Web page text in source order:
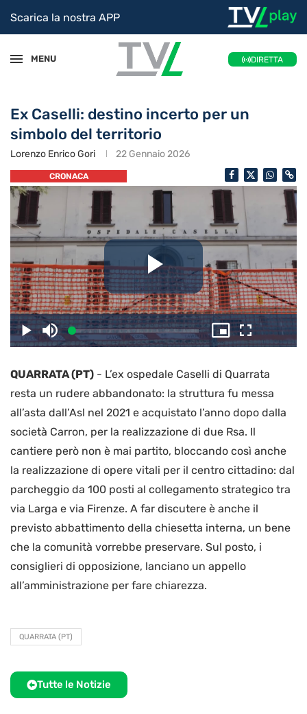
Scarica la nostra APP
MENU DIRETTA
Ex Caselli: destino incerto per un
simbolo del territorio
Lorenzo Enrico Gori 22 Gennaio 2026
CRONACA
il
video
PlayDisattiva
l’audio
Caricato:
2.84%
Picture-
in-
Schermo
intero
QUARRATA (PT) - L’ex ospedale Caselli di Quarrata
resta un rudere abbandonato: la struttura fu messa
all’asta dall’Asl nel 2021 e acquistato l’anno dopo dalla
società Carron, per la realizzazione di due Rsa. Il
cantiere però non è mai partito, bloccando così anche
la realizzazione di opere vitali per il centro cittadino: dal
parcheggio da 100 posti al collegamento strategico tra
via Larga e via Firenze. A far discutere è anche il
previsto abbattimento della chiesetta interna, un bene
che la comunità vorrebbe preservare. Sul posto, i
consiglieri di opposizione, lanciano un appello
all’amministrazione per fare chiarezza.
QUARRATA (PT)
Tutte le Notizie